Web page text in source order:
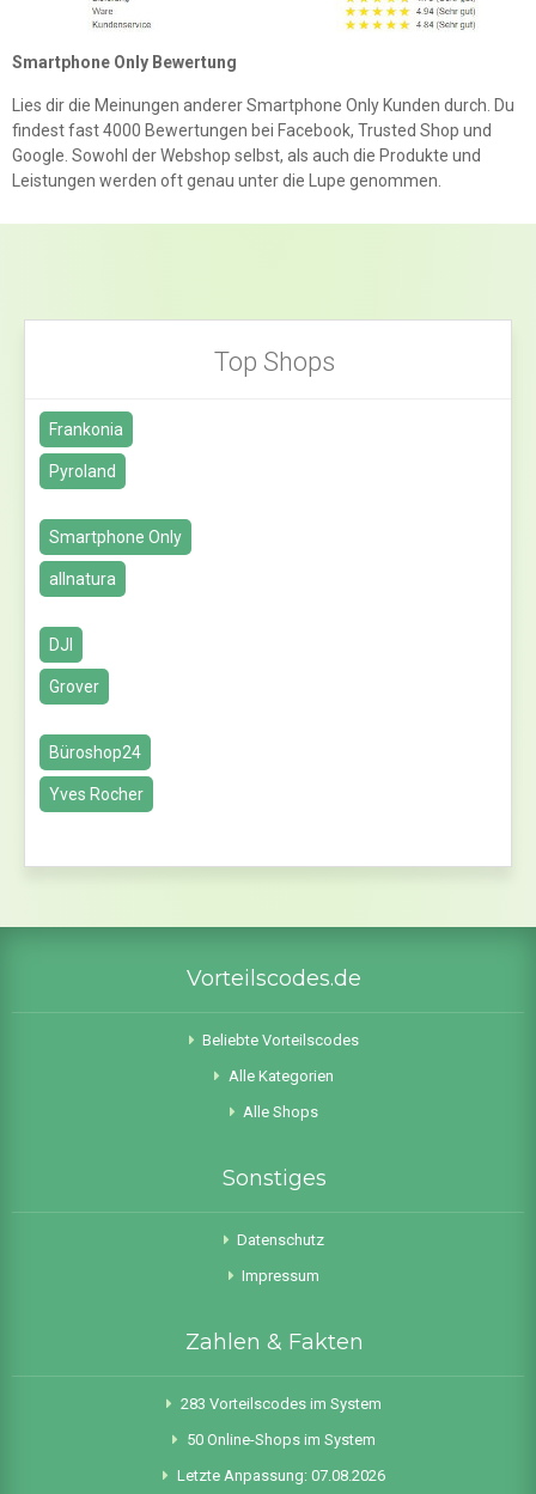
Smartphone Only Bewertung
Lies dir die Meinungen anderer Smartphone Only Kunden durch. Du
findest fast 4000 Bewertungen bei Facebook, Trusted Shop und
Google. Sowohl der Webshop selbst, als auch die Produkte und
Leistungen werden oft genau unter die Lupe genommen.
Top Shops
Frankonia
Pyroland
Smartphone Only
allnatura
DJI
Grover
Büroshop24
Yves Rocher
Vorteilscodes.de
Beliebte Vorteilscodes
Alle Kategorien
Alle Shops
Sonstiges
Datenschutz
Impressum
Zahlen & Fakten
283 Vorteilscodes im System
50 Online-Shops im System
Letzte Anpassung: 07.08.2026